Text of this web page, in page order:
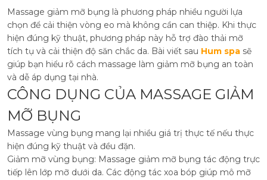
Massage giảm mỡ bụng là phương pháp nhiều người lựa
chọn để cải thiện vòng eo mà không cần can thiệp. Khi thực
hiện đúng kỹ thuật, phương pháp này hỗ trợ đào thải mỡ
tích tụ và cải thiện độ săn chắc da. Bài viết sau Hum spa sẽ
giúp bạn hiểu rõ cách massage làm giảm mỡ bụng an toàn
và dễ áp dụng tại nhà.
CÔNG DỤNG CỦA MASSAGE GIẢM
MỠ BỤNG
Massage vùng bụng mang lại nhiều giá trị thực tế nếu thực
hiện đúng kỹ thuật và đều đặn.
Giảm mỡ vùng bụng: Massage giảm mỡ bụng tác động trực
tiếp lên lớp mỡ dưới da. Các động tác xoa bóp giúp mô mỡ